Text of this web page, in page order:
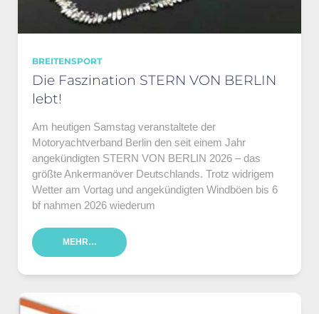
BREITENSPORT
Die Faszination STERN VON BERLIN
lebt!
Am heutigen Samstag veranstaltete der
Motoryachtverband Berlin den seit einem Jahr
angekündigten STERN VON BERLIN 2026 – das
größte Ankermanöver Deutschlands. Trotz widrigem
Wetter am Vortag und angekündigten Windböen bis 6
bf nahmen 2026 wiederum
MEHR…